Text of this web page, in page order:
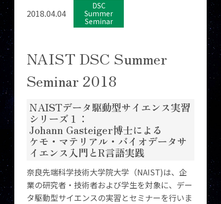
2018.04.04
DSC
Summer
Seminar
NAIST DSC Summer
Seminar 2018
NAISTデータ駆動型サイエンス実習
シリーズ１：
Johann Gasteiger博士による
ケモ・マテリアル・バイオデータサ
イエンス入門とR言語実践
奈良先端科学技術大学院大学（NAIST)は、企
業の研究者・技術者および学生を対象に、デー
タ駆動型サイエンスの実習とセミナーを行いま